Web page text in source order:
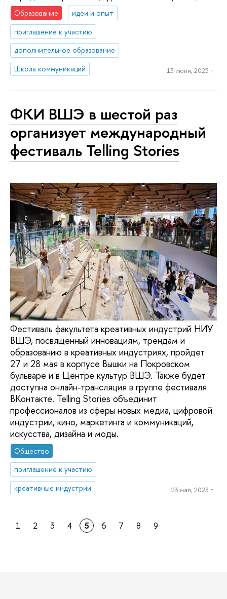
Образование
идеи и опыт
приглашение к участию
дополнительное образование
Школа коммуникаций
13 июня, 2023 г.
ФКИ ВШЭ в шестой раз
организует международный
фестиваль Telling Stories
Фестиваль факультета креативных индустрий НИУ
ВШЭ, посвященный инновациям, трендам и
образованию в креативных индустриях, пройдет
27 и 28 мая в корпусе Вышки на Покровском
бульваре и в Центре культур ВШЭ. Также будет
доступна онлайн-трансляция в группе фестиваля
ВКонтакте. Telling Stories объединит
профессионалов из сферы новых медиа, цифровой
индустрии, кино, маркетинга и коммуникаций,
искусства, дизайна и моды.
Общество
приглашение к участию
креативные индустрии
23 мая, 2023 г.
1 2 3 4 5 6 7 8 9